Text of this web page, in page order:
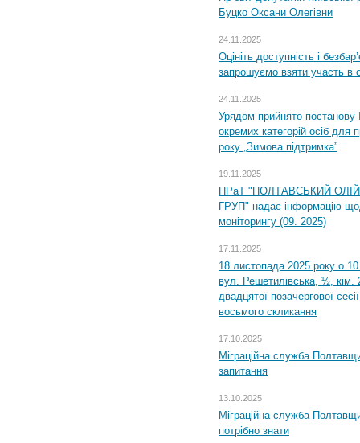
Буцко Оксани Олегівни
24.11.2025
Оцініть доступність і
запрошуємо взяти участь в
24.11.2025
Урядом прийнято постанову
окремих категорій осіб для
року „Зимова підтримка”
19.11.2025
ПРаТ "ПОЛТАВСЬКИЙ
ГРУП" надає інформацію
моніторингу (09. 2025)
17.11.2025
18 листопада 2025 року о
вул. Решетилівська, ½, кім.
двадцятої позачергової
восьмого скликання
17.10.2025
Міграційна служба
запитання
13.10.2025
Міграційна служба
потрібно знати